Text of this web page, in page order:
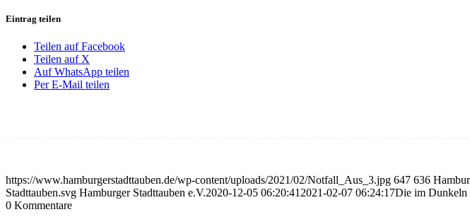
Eintrag teilen
Teilen auf Facebook
Teilen auf X
Auf WhatsApp teilen
Per E-Mail teilen
https://www.hamburgerstadttauben.de/wp-content/uploads/2021/02/Notfall_Aus_3.jpg 647 636
Stadttauben.svg Hamburger Stadttauben e.V.2020-12-05 06:20:41 2021-02-07 06:24:17Die im Dunkeln
0 Kommentare